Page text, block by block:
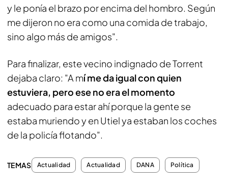
y le ponía el brazo por encima del hombro. Según
me dijeron no era como una comida de trabajo,
sino algo más de amigos".
Para finalizar, este vecino indignado de Torrent
dejaba claro: "A mí me da igual con quien
estuviera, pero ese no era el momento
adecuado para estar ahí porque la gente se
estaba muriendo y en Utiel ya estaban los coches
de la policía flotando".
TEMAS Actualidad Actualidad DANA Política